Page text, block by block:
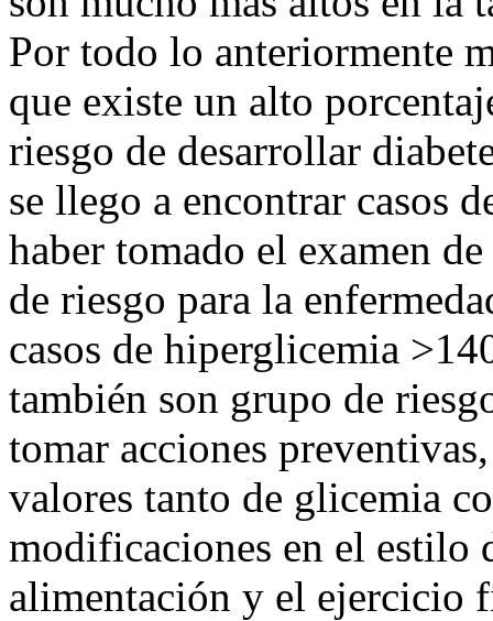
Por todo lo anteriormente
que existe un alto
riesgo de desarrollar
se llego a encontrar casos
haber tomado el examen
de riesgo para la
casos de hiperglicemia
también son grupo de
tomar acciones
valores tanto de glicemia
modificaciones en el estilo
alimentación y el ejercicio